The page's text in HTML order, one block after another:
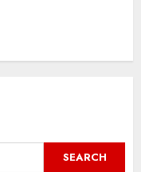
SEARCH